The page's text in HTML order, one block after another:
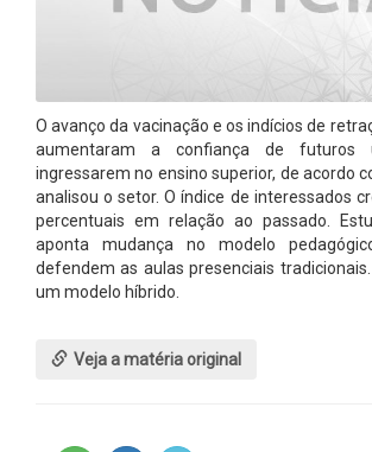
O avanço da vacinação e os indícios de
aumentaram a confiança de futuros
ingressarem no ensino superior, de acordo
analisou o setor. O índice de interessados
percentuais em relação ao passado.
aponta mudança no modelo
defendem as aulas presenciais
um modelo híbrido.
Veja a matéria original